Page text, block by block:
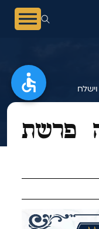
פרשת